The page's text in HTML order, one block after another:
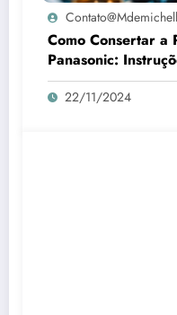
Como Consertar a
Panasonic:
Reparo
22/11/2024